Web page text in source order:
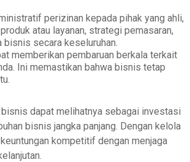
perizinan kepada pihak yang ahli,
atau layanan, strategi pemasaran,
bisnis secara keseluruhan.
memberikan pembaruan berkala terkait
Ini memastikan bahwa bisnis tetap
dapat melihatnya sebagai investasi
bisnis jangka panjang. Dengan kelola
kompetitif dengan menjaga